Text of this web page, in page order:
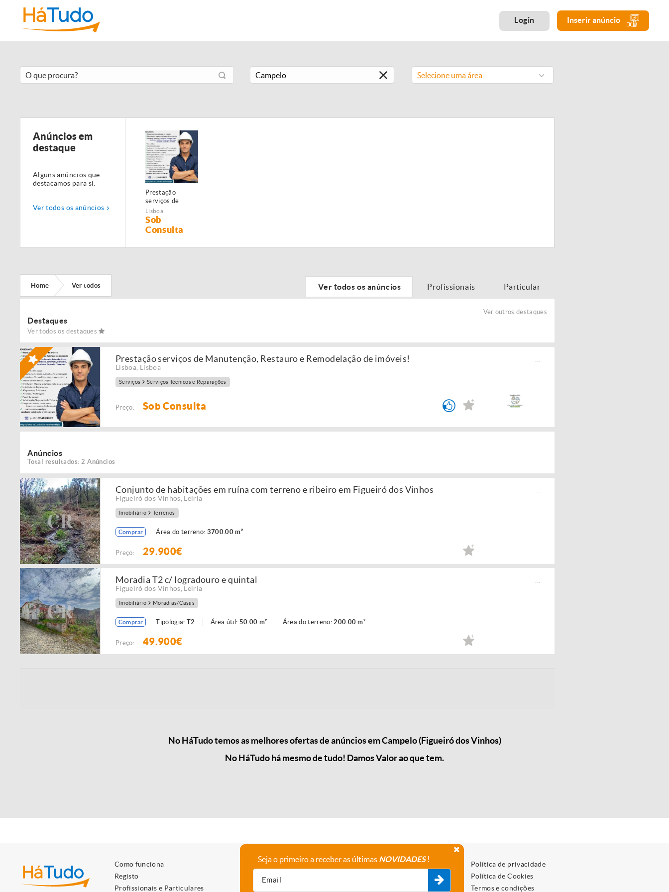
Login Inserir anúncio
Selecione uma área
Anúncios em
destaque
Alguns anúncios que
destacamos para si.
Ver todos os anúncios
Prestação
serviços de
Manutenção,
Restauro e
Remodelação de
imóveis!
Lisboa
Sob
Consulta
Home Ver todos Ver todos os anúncios Profissionais Particular
Ver outros destaques
Destaques
Ver todos os destaques
Prestação serviços de Manutenção, Restauro e Remodelação de imóveis!
Lisboa Lisboa
Serviços Serviços Técnicos e Reparações
Preço: Sob Consulta
Anúncios
Total resultados: 2 Anúncios
Conjunto de habitações em ruína com terreno e ribeiro em Figueiró dos Vinhos
Figueiró dos Vinhos Leiria
Imobiliário Terrenos
Comprar Área do terreno: 3700.00 m²
Preço: 29.900€
Moradia T2 c/ logradouro e quintal
Figueiró dos Vinhos Leiria
Imobiliário Moradias/Casas
Comprar Tipologia: T2 Área útil:50.00 m² Área do terreno:200.00 m²
Preço: 49.900€
No HáTudo temos as melhores ofertas de anúncios em Campelo (Figueiró dos Vinhos)
No HáTudo há mesmo de tudo! Damos Valor ao que tem.
Como funciona
Registo
Profissionais e Particulares
A empresa
Política de privacidade
Política de Cookies
Termos e condições
Seja o primeiro a receber as últimas NOVIDADES!